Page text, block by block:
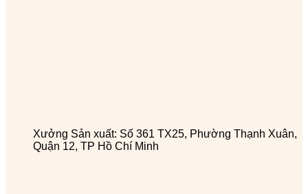
Xưởng Sản xuất: Số 361 TX25, Phường Thạnh Xuân,
Quận 12, TP Hồ Chí Minh